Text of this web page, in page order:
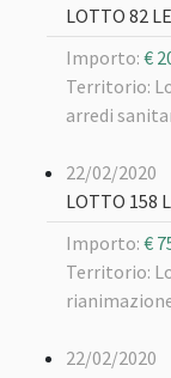
LOTTO 82
Importo: €
Territorio:
arredi
22/02/2020
LOTTO 158
Importo: €
Territorio:
22/02/2020